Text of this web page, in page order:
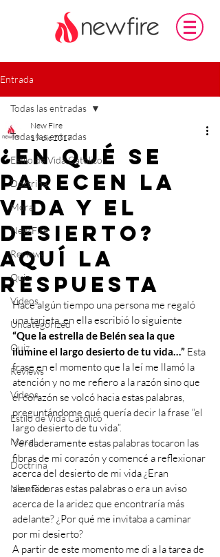
Entrada
Todas las entradas
Estilo de Vida Católico
Doctrina
Moral
New Fire
Reviews
Quiz
Videos
Uncategorized
Quiz
Reviews
Videos
Estilo de Vida Católico
Moral
Doctrina
New Fire
Todas las entradas
¿En qué se
parecen la
vida y el
desierto?
Aquí la
respuesta
New Fire
19 dic 2017
Hace algún tiempo una persona me regaló
una tarjeta, en ella escribió lo siguiente
“Que la estrella de Belén sea la que
ilumine el largo desierto de tu vida…” Esta
frase en el momento que la leí me llamó la
atención y no me refiero a la razón sino que
el corazón se volcó hacia estas palabras,
preguntándome qué quería decir la frase “el
largo desierto de tu vida”.
Verdaderamente estas palabras tocaron las
fibras de mi corazón y comencé a reflexionar
acerca del desierto de mi vida ¿Eran
alentadoras estas palabras o era un aviso
acerca de la aridez que encontraría más
adelante? ¿Por qué me invitaba a caminar
por mi desierto?
A partir de este momento me di a la tarea de